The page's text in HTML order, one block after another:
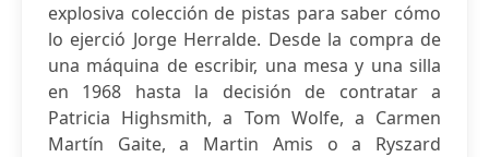
explosiva colección de pistas para saber cómo
lo ejerció Jorge Herralde. Desde la compra de
una máquina de escribir, una mesa y una silla
en 1968 hasta la decisión de contratar a
Patricia Highsmith, a Tom Wolfe, a Carmen
Martín Gaite, a Martin Amis o a Ryszard